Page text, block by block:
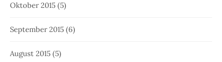
Oktober 2015 (5)
September 2015 (6)
August 2015 (5)